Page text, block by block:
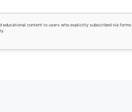
educational content to users who explicitly subscribed via forms